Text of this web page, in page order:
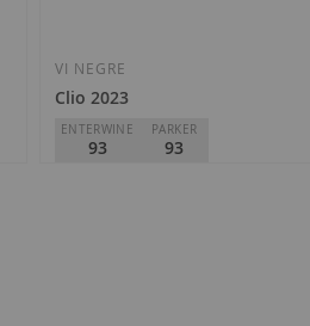
VI NEGRE
Clio 2023
ENTERWINE
93
PARKER
93